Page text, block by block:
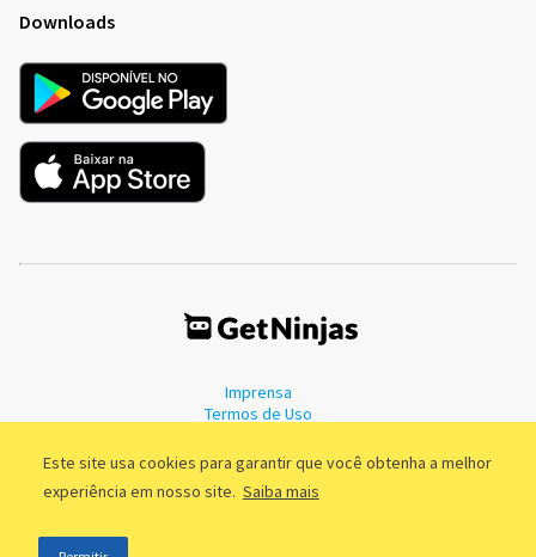
Este site usa cookies para garantir que você obtenha a melhor
experiência em nosso site. Saiba mais
Downloads
Imprensa
Termos de Uso
©2011 - 2026, GetNinjas LTDA. CNPJ 55.744.877/0001-89 - Rua Dr.